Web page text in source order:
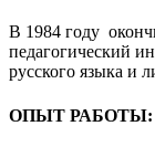
В 1984 году
педагогический
русского языка и
ОПЫТ РАБОТЫ: